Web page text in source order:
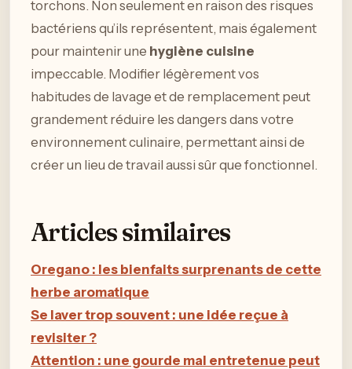
torchons. Non seulement en raison des risques
bactériens qu’ils représentent, mais également
pour maintenir une hygiène cuisine
impeccable. Modifier légèrement vos
habitudes de lavage et de remplacement peut
grandement réduire les dangers dans votre
environnement culinaire, permettant ainsi de
créer un lieu de travail aussi sûr que fonctionnel.
Articles similaires
Oregano : les bienfaits surprenants de cette
herbe aromatique
Se laver trop souvent : une idée reçue à
revisiter ?
Attention : une gourde mal entretenue peut